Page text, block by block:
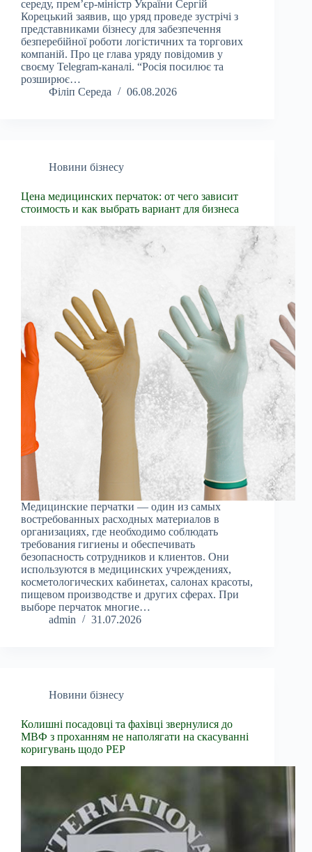
середу, прем’єр-міністр України Сергій
Корецький заявив, що уряд проведе зустрічі з
представниками бізнесу для забезпечення
безперебійної роботи логістичних та торгових
компаній. Про це глава уряду повідомив у
своєму Telegram-каналі. “Росія посилює та
розширює…
Філіп Середа
06.08.2026
Новини бізнесу
Цена медицинских перчаток: от чего зависит
стоимость и как выбрать вариант для бизнеса
Медицинские перчатки — один из самых
востребованных расходных материалов в
организациях, где необходимо соблюдать
требования гигиены и обеспечивать
безопасность сотрудников и клиентов. Они
используются в медицинских учреждениях,
косметологических кабинетах, салонах красоты,
пищевом производстве и других сферах. При
выборе перчаток многие…
admin
31.07.2026
Новини бізнесу
Колишні посадовці та фахівці звернулися до
МВФ з проханням не наполягати на скасуванні
коригувань щодо PEP